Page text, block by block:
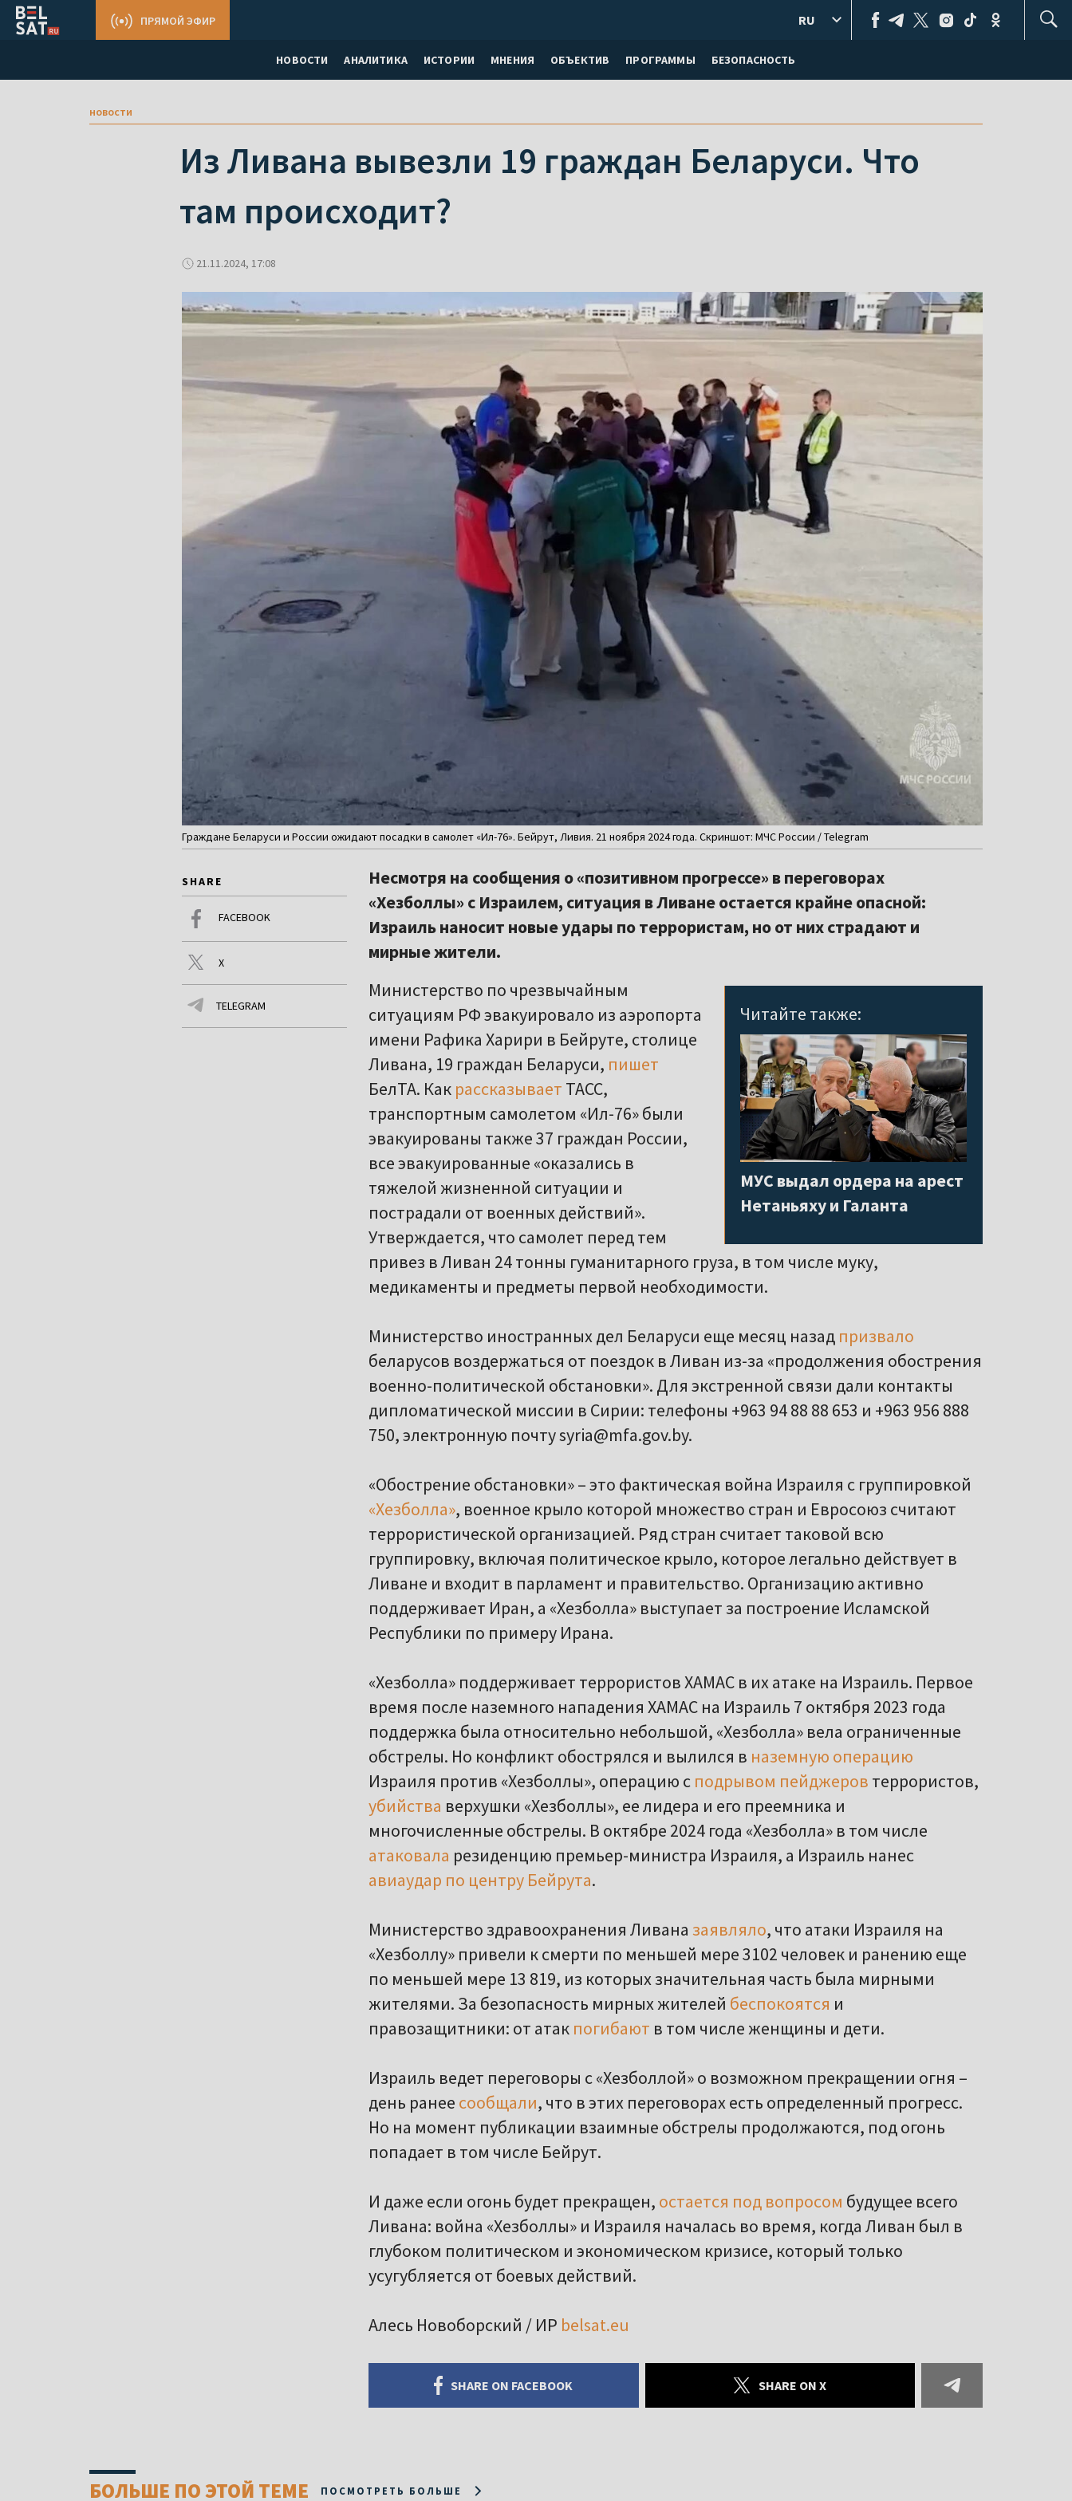
НОВОСТИ АНАЛИТИКА ИСТОРИИ МНЕНИЯ ОБЪЕКТИВ ПРОГРАММЫ БЕЗОПАСНОСТЬ
ПРЯМОЙ ЭФИР RU
новости
Из Ливана вывезли 19 граждан Беларуси. Что
там происходит?
21.11.2024, 17:08
Граждане Беларуси и России ожидают посадки в самолет «Ил-76». Бейрут, Ливия. 21 ноября 2024 года. Скриншот: МЧС России / Telegram
SHARE
FACEBOOK
X
TELEGRAM
Несмотря на сообщения о «позитивном прогрессе» в переговорах
«Хезболлы» с Израилем, ситуация в Ливане остается крайне опасной:
Израиль наносит новые удары по террористам, но от них страдают и
мирные жители.
Читайте также:
МУС выдал ордера на арест
Нетаньяху и Галанта
Министерство по чрезвычайным
ситуациям РФ эвакуировало из аэропорта
имени Рафика Харири в Бейруте, столице
Ливана, 19 граждан Беларуси, пишет
БелТА. Как рассказывает ТАСС,
транспортным самолетом «Ил-76» были
эвакуированы также 37 граждан России,
все эвакуированные «оказались в
тяжелой жизненной ситуации и
пострадали от военных действий».
Утверждается, что самолет перед тем
привез в Ливан 24 тонны гуманитарного груза, в том числе муку,
медикаменты и предметы первой необходимости.
Министерство иностранных дел Беларуси еще месяц назад призвало
беларусов воздержаться от поездок в Ливан из-за «продолжения обострения
военно-политической обстановки». Для экстренной связи дали контакты
дипломатической миссии в Сирии: телефоны +963 94 88 88 653 и +963 956 888
750, электронную почту syria@mfa.gov.by.
«Обострение обстановки» – это фактическая война Израиля с группировкой
«Хезболла», военное крыло которой множество стран и Евросоюз считают
террористической организацией. Ряд стран считает таковой всю
группировку, включая политическое крыло, которое легально действует в
Ливане и входит в парламент и правительство. Организацию активно
поддерживает Иран, а «Хезболла» выступает за построение Исламской
Республики по примеру Ирана.
«Хезболла» поддерживает террористов ХАМАС в их атаке на Израиль. Первое
время после наземного нападения ХАМАС на Израиль 7 октября 2023 года
поддержка была относительно небольшой, «Хезболла» вела ограниченные
обстрелы. Но конфликт обострялся и вылился в наземную операцию
Израиля против «Хезболлы», операцию с подрывом пейджеров террористов,
убийства верхушки «Хезболлы», ее лидера и его преемника и
многочисленные обстрелы. В октябре 2024 года «Хезболла» в том числе
атаковала резиденцию премьер-министра Израиля, а Израиль нанес
авиаудар по центру Бейрута.
Министерство здравоохранения Ливана заявляло, что атаки Израиля на
«Хезболлу» привели к смерти по меньшей мере 3102 человек и ранению еще
по меньшей мере 13 819, из которых значительная часть была мирными
жителями. За безопасность мирных жителей беспокоятся и
правозащитники: от атак погибают в том числе женщины и дети.
Израиль ведет переговоры с «Хезболлой» о возможном прекращении огня –
день ранее сообщали, что в этих переговорах есть определенный прогресс.
Но на момент публикации взаимные обстрелы продолжаются, под огонь
попадает в том числе Бейрут.
И даже если огонь будет прекращен, остается под вопросом будущее всего
Ливана: война «Хезболлы» и Израиля началась во время, когда Ливан был в
глубоком политическом и экономическом кризисе, который только
усугубляется от боевых действий.
Алесь Новоборский / ИР belsat.eu
SHARE ON FACEBOOK SHARE ON X
БОЛЬШЕ ПО ЭТОЙ ТЕМЕ ПОСМОТРЕТЬ БОЛЬШЕ